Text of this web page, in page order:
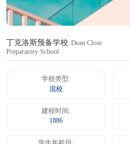
丁克洛斯预备学校 Dean Close
Preparatory School
学校类型:
混校
建校时间:
1886